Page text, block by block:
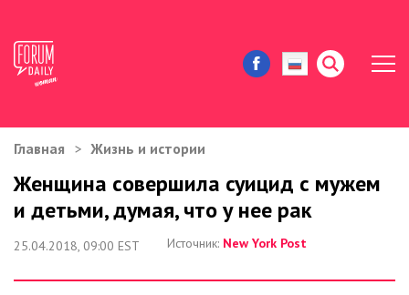
ИММИГРАЦИЯ В США
ЗНАМЕНИТОСТИ
Главная Жизнь и истории
Женщина совершила суицид с мужем
и детьми, думая, что у нее рак
25.04.2018, 09:00 EST Источник: New York Post